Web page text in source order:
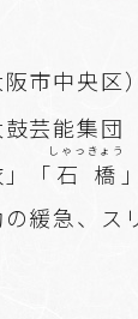
市中央区
芸能集団
「 石橋
しゃっきょう
緩急、ス